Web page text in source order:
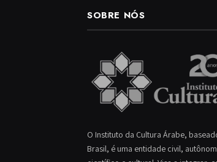
SOBRE NÓS
O Instituto da Cultura Árabe,
Brasil, é uma entidade civil,